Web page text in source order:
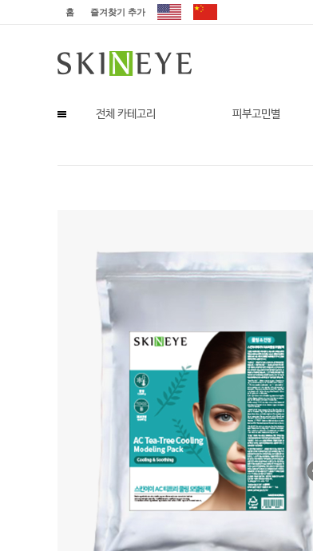
홈 즐겨찾기 추가
전체 카테고리 피부고민별